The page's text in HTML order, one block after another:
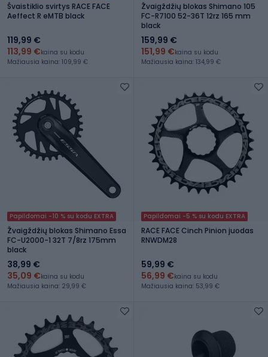
Švaistiklio svirtys RACE FACE
Aeffect R eMTB black
119,99 €
113,99 €kaina su kodu
Mažiausia kaina: 109,99 €
Žvaigždžių blokas Shimano 105
FC-R7100 52-36T 12rz 165 mm
black
159,99 €
151,99 €kaina su kodu
Mažiausia kaina: 134,99 €
Papildomai -10 % su kodu EXTRA
Žvaigždžių blokas Shimano Essa
FC-U2000-1 32T 7/8rz 175mm
black
38,99 €
35,09 €kaina su kodu
Mažiausia kaina: 29,99 €
Papildomai -5 % su kodu EXTRA
RACE FACE Cinch Pinion juodas
RNWDM28
59,99 €
56,99 €kaina su kodu
Mažiausia kaina: 53,99 €